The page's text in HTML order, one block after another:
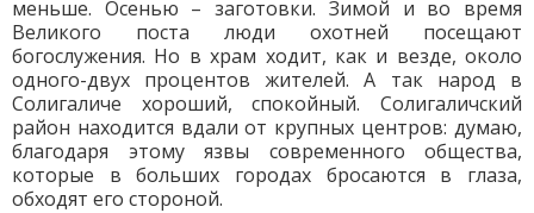
меньше. Осенью – заготовки. Зимой и во время
Великого поста люди охотней посещают
богослужения. Но в храм ходит, как и везде, около
одного-двух процентов жителей. А так народ в
Солигаличе хороший, спокойный. Солигаличский
район находится вдали от крупных центров: думаю,
благодаря этому язвы современного общества,
которые в больших городах бросаются в глаза,
обходят его стороной.